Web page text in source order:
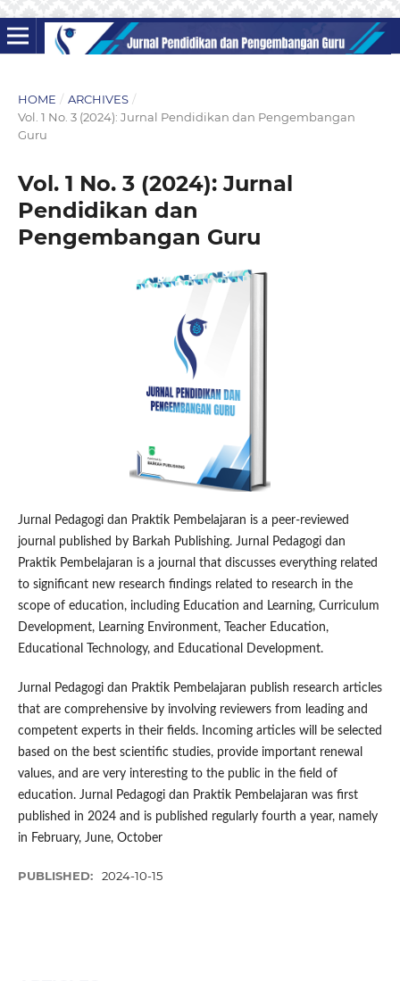
HOME / ARCHIVES /
Vol. 1 No. 3 (2024): Jurnal Pendidikan dan Pengembangan
Guru
Vol. 1 No. 3 (2024): Jurnal
Pendidikan dan
Pengembangan Guru
Jurnal Pedagogi dan Praktik Pembelajaran is a peer-reviewed
journal published by Barkah Publishing. Jurnal Pedagogi dan
Praktik Pembelajaran is a journal that discusses everything related
to significant new research findings related to research in the
scope of education, including Education and Learning, Curriculum
Development, Learning Environment, Teacher Education,
Educational Technology, and Educational Development.
Jurnal Pedagogi dan Praktik Pembelajaran publish research articles
that are comprehensive by involving reviewers from leading and
competent experts in their fields. Incoming articles will be selected
based on the best scientific studies, provide important renewal
values, and are very interesting to the public in the field of
education. Jurnal Pedagogi dan Praktik Pembelajaran was first
published in 2024 and is published regularly fourth a year, namely
in February, June, October
PUBLISHED: 2024-10-15